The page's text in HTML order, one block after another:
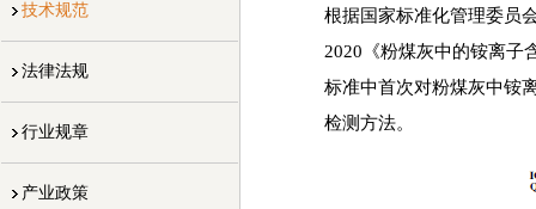
技术规范
法律法规
行业规章
产业政策
根据国家标准化管理委员
2020《粉煤灰中的铵离子
标准中首次对粉煤灰中铵
检测方法。